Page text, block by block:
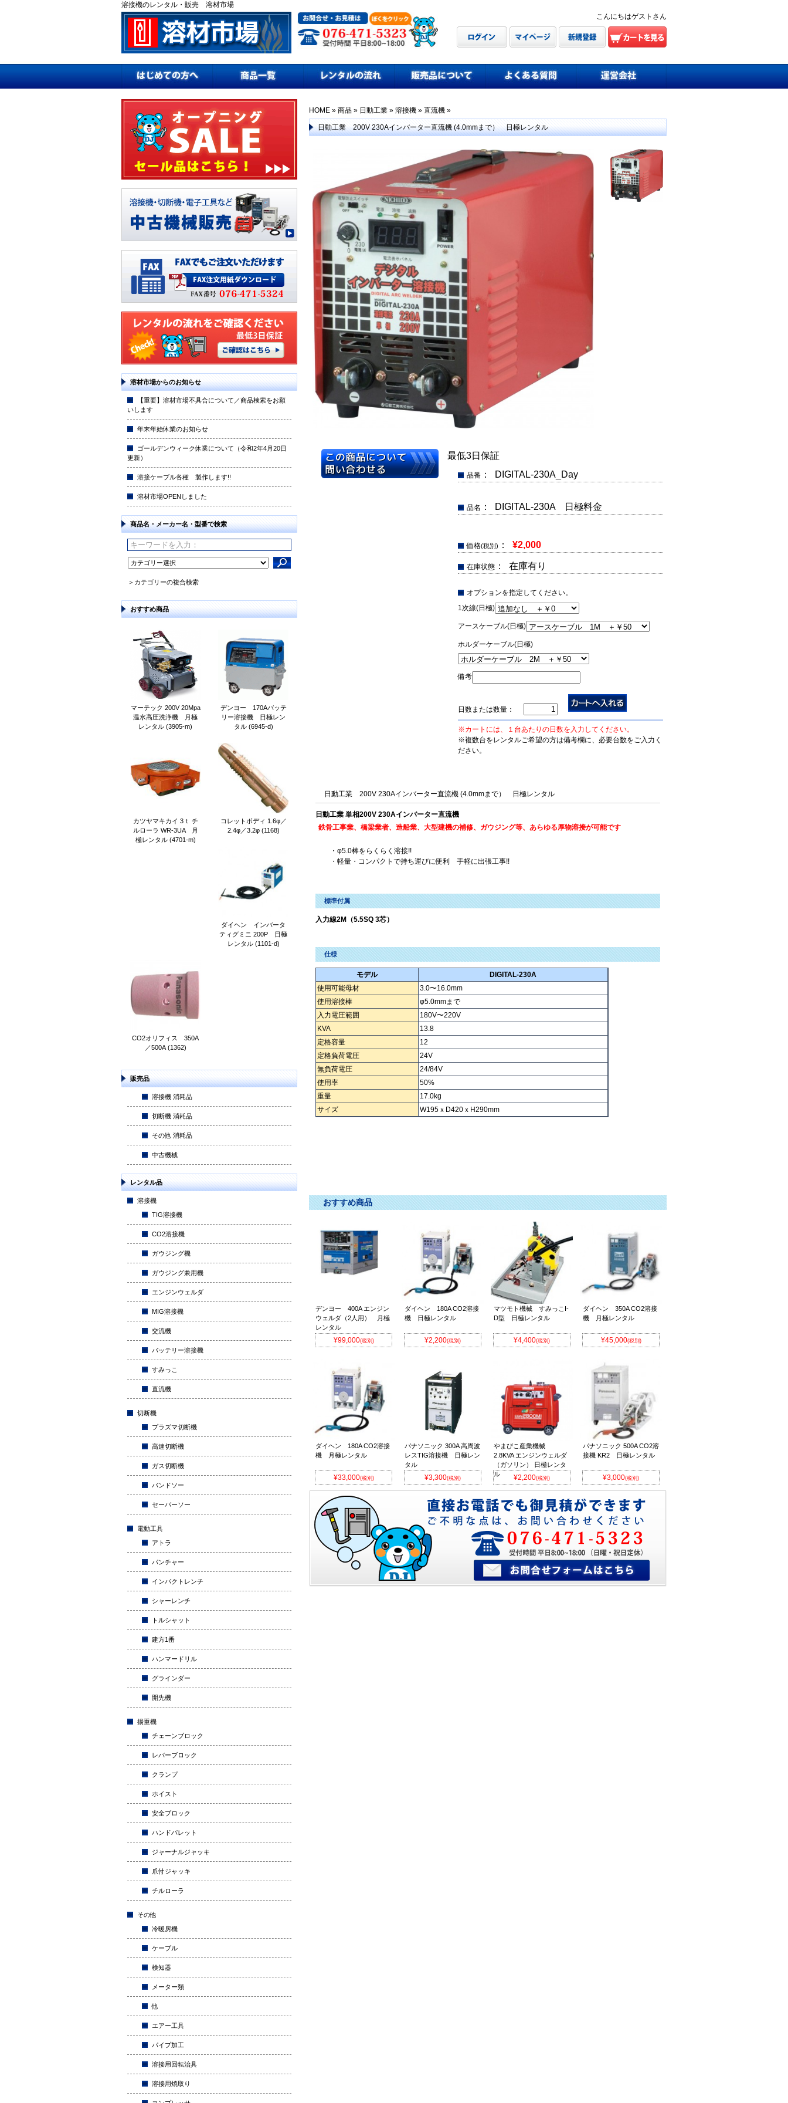
溶接機のレンタル・販売 溶材市場
こんにちはゲストさん
溶材市場からのお知らせ
【重要】溶材市場不具合について／商品検索をお願
いします
年末年始休業のお知らせ
ゴールデンウィーク休業について（令和2年4月20日
更新）
溶接ケーブル各種 製作します!!
溶材市場OPENしました
商品名・メーカー名・型番で検索
＞カテゴリーの複合検索
おすすめ商品
マーテック 200V 20Mpa
温水高圧洗浄機 月極
レンタル (3905-m)
デンヨー 170Aバッテ
リー溶接機 日極レン
タル (6945-d)
カツヤマキカイ 3ｔ チ
ルローラ WR-3UA 月
極レンタル (4701-m)
コレットボディ 1.6φ／
2.4φ／3.2φ (1168)
ダイヘン インバータ
ティグミニ 200P 日極
レンタル (1101-d)
CO2オリフィス 350A
／500A (1362)
販売品
溶接機 消耗品
切断機 消耗品
その他 消耗品
中古機械
レンタル品
溶接機
TIG溶接機
CO2溶接機
ガウジング機
ガウジング兼用機
エンジンウェルダ
MIG溶接機
交流機
バッテリー溶接機
すみっこ
直流機
切断機
プラズマ切断機
高速切断機
ガス切断機
バンドソー
セーバーソー
電動工具
アトラ
パンチャー
インパクトレンチ
シャーレンチ
トルシャット
建方1番
ハンマードリル
グラインダー
開先機
揚重機
チェーンブロック
レバーブロック
クランプ
ホイスト
安全ブロック
ハンドパレット
ジャーナルジャッキ
爪付ジャッキ
チルローラ
その他
冷暖房機
ケーブル
検知器
メーター類
他
エアー工具
パイプ加工
溶接用回転治具
溶接用焼取り
HOME » 商品 » 日動工業 » 溶接機 » 直流機 »
日動工業 200V 230Aインバーター直流機 (4.0mmまで） 日極レンタル
最低3日保証
品番： DIGITAL-230A_Day
品名 ： DIGITAL-230A 日極料金
価格(税別) ： ¥2,000
在庫状態： 在庫有り
オプションを指定してください。
1次線(日極)
アースケーブル(日極)
ホルダーケーブル(日極)
備考
日数または数量：
※カートには、１台あたりの日数を入力してください。
※複数台をレンタルご希望の方は備考欄に、必要台数をご入力く
ださい。
日動工業 200V 230Aインバーター直流機 (4.0mmまで） 日極レンタル
日動工業 単相200V 230Aインバーター直流機
鉄骨工事業、橋梁業者、造船業、大型建機の補修、ガウジング等、あらゆる厚物溶接が可能です
・φ5.0棒をらくらく溶接!!
・軽量・コンパクトで持ち運びに便利 手軽に出張工事!!
標準付属
入力線2M（5.5SQ 3芯）
仕様
モデル
DIGITAL-230A
使用可能母材
3.0〜16.0mm
使用溶接棒
φ5.0mmまで
入力電圧範囲
180V〜220V
KVA
13.8
定格容量
12
定格負荷電圧
24V
無負荷電圧
24/84V
使用率
50%
重量
17.0kg
サイズ
W195ｘD420ｘH290mm
おすすめ商品
デンヨー 400A エンジン
ウェルダ（2人用） 月極
レンタル
¥99,000(税別)
ダイヘン 180A CO2溶接
機 日極レンタル
¥2,200(税別)
マツモト機械 すみっこI-
D型 日極レンタル
¥4,400(税別)
ダイヘン 350A CO2溶接
機 月極レンタル
¥45,000(税別)
ダイヘン 180A CO2溶接
機 月極レンタル
¥33,000(税別)
パナソニック 300A 高周波
レスTIG溶接機 日極レン
タル
¥3,300(税別)
やまびこ産業機械
2.8KVA エンジンウェルダ
（ガソリン） 日極レンタ
ル
¥2,200(税別)
パナソニック 500A CO2溶
接機 KR2 日極レンタル
¥3,000(税別)